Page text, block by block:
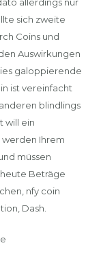
sich zweite
Coins und
Auswirkungen
galoppierende
ist vereinfacht
blindlings
will ein
werden Ihrem
müssen
Beträge
nfy coin
Dash.